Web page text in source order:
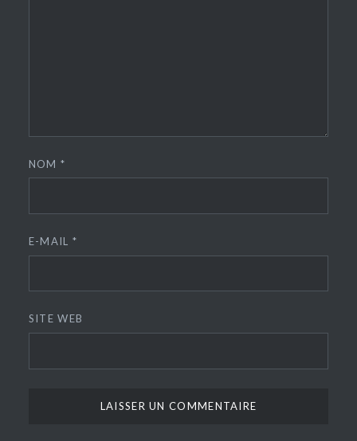
NOM*
E-MAIL *
SITE WEB